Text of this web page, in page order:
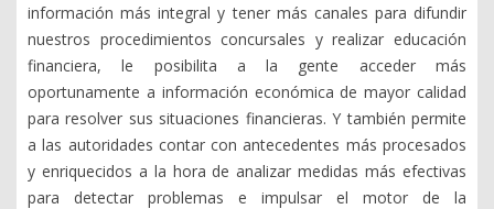
información más integral y tener más canales para difundir
nuestros procedimientos concursales y realizar educación
financiera, le posibilita a la gente acceder más
oportunamente a información económica de mayor calidad
para resolver sus situaciones financieras. Y también permite
a las autoridades contar con antecedentes más procesados
y enriquecidos a la hora de analizar medidas más efectivas
para detectar problemas e impulsar el motor de la